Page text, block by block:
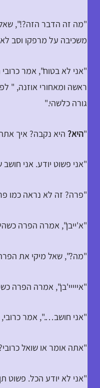
"מה זה הדבר הזה?!", שאל
משכיבה על מרפקו וסב
"אני לא בטוח", אמר
ראשה ומאחורי אוזנה, "
גורה כלשהי."
"היא? היא נקבה? איך
"אני פשוט יודע. אני
"פרה? זה לא נראה כמו
"א'ייבן", אמרה הפרה
"מה?", שאל מיקי את הפרה
"אייייי'בן", אמרה הפרה
"אני חושב….", אמר
"אתה אומר או שואל
"אני לא יודע הכל. פשוט